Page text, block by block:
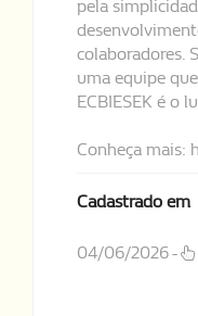
pela
colaboradores.
uma equipe
ECBIESEK é o
Conheça mais:
Cadastrado em
04/06/2026 -